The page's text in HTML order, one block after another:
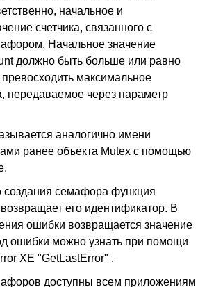
начальное и
счетчика, связанного с
Начальное значение
должно быть больше или равно
максимальное
передаваемое через параметр
аналогично имени
ранее объекта Mutex с помощью
создания семафора функция
его идентификатор. В
ошибки возвращается значение
ошибки можно узнать при помощи
XE "GetLastError" .
доступны всем приложениям